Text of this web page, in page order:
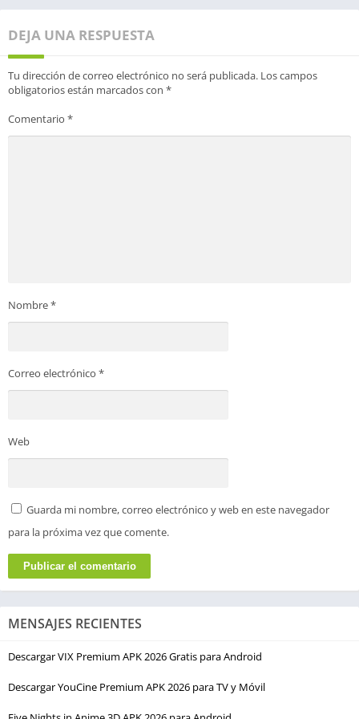
DEJA UNA RESPUESTA
Tu dirección de correo electrónico no será publicada. Los campos
obligatorios están marcados con *
Comentario *
Nombre*
Correo electrónico *
Web
Guarda mi nombre, correo electrónico y web en este navegador
para la próxima vez que comente.
MENSAJES RECIENTES
Descargar VIX Premium APK 2026 Gratis para Android
Descargar YouCine Premium APK 2026 para TV y Móvil